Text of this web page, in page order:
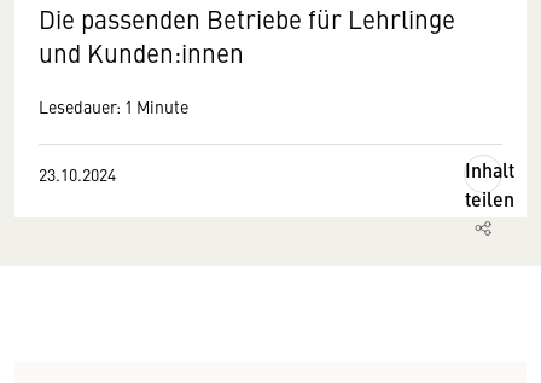
Die passenden Betriebe für Lehrlinge
und Kunden:innen
Lesedauer: 1 Minute
23.10.2024
Inhalt
teilen